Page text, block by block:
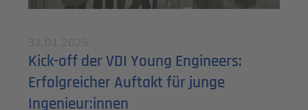
Kick-off der VDI Young Engineers:
Erfolgreicher Auftakt für junge
Ingenieur:innen